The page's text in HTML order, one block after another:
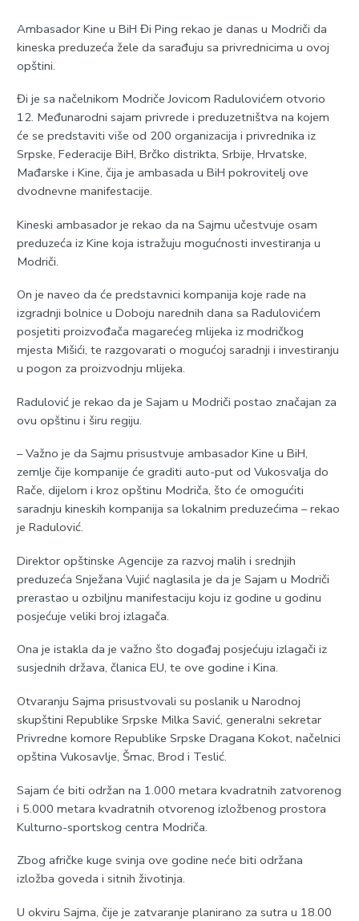
Ambasador Kine u BiH Đi Ping rekao je danas u Modriči da
kineska preduzeća žele da sarađuju sa privrednicima u ovoj
opštini.
Đi je sa načelnikom Modriče Јovicom Radulovićem otvorio
12. Međunarodni sajam privrede i preduzetništva na kojem
će se predstaviti više od 200 organizacija i privrednika iz
Srpske, Federacije BiH, Brčko distrikta, Srbije, Hrvatske,
Mađarske i Kine, čija je ambasada u BiH pokrovitelj ove
dvodnevne manifestacije.
Kineski ambasador je rekao da na Sajmu učestvuje osam
preduzeća iz Kine koja istražuju mogućnosti investiranja u
Modriči.
On je naveo da će predstavnici kompanija koje rade na
izgradnji bolnice u Doboju narednih dana sa Radulovićem
posjetiti proizvođača magarećeg mlijeka iz modričkog
mjesta Mišići, te razgovarati o mogućoj saradnji i investiranju
u pogon za proizvodnju mlijeka.
Radulović je rekao da je Sajam u Modriči postao značajan za
ovu opštinu i širu regiju.
– Važno je da Sajmu prisustvuje ambasador Kine u BiH,
zemlje čije kompanije će graditi auto-put od Vukosvalja do
Rače, dijelom i kroz opštinu Modriča, što će omogućiti
saradnju kineskih kompanija sa lokalnim preduzećima – rekao
je Radulović.
Direktor opštinske Agencije za razvoj malih i srednjih
preduzeća Snježana Vujić naglasila je da je Sajam u Modriči
prerastao u ozbiljnu manifestaciju koju iz godine u godinu
posjećuje veliki broj izlagača.
Ona je istakla da je važno što događaj posjećuju izlagači iz
susjednih država, članica EU, te ove godine i Kina.
Otvaranju Sajma prisustvovali su poslanik u Narodnoj
skupštini Republike Srpske Milka Savić, generalni sekretar
Privredne komore Republike Srpske Dragana Kokot, načelnici
opština Vukosavlje, Šmac, Brod i Teslić.
Sajam će biti održan na 1.000 metara kvadratnih zatvorenog
i 5.000 metara kvadratnih otvorenog izložbenog prostora
Kulturno-sportskog centra Modriča.
Zbog afričke kuge svinja ove godine neće biti održana
izložba goveda i sitnih životinja.
U okviru Sajma, čije je zatvaranje planirano za sutra u 18.00